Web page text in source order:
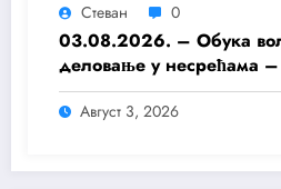
Стеван 0
03.08.2026. – Обука
деловање у несрећама
припремљеност и
безбедније заједнице
Август 3, 2026